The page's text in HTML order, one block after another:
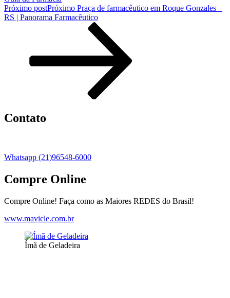
Próximo postPróximo Praça de farmacêutico em Roque Gonzales –
RS | Panorama Farmacêutico
Contato
Whatsapp (21)96548-6000
Compre Online
Compre Online! Faça como as Maiores REDES do Brasil!
www.mavicle.com.br
Ímã de Geladeira